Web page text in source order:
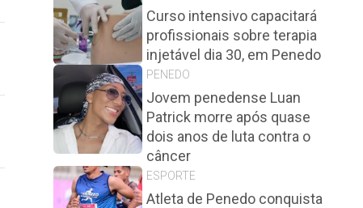
Curso intensivo capacitará
profissionais sobre terapia
injetável dia 30, em Penedo
PENEDO
Jovem penedense Luan
Patrick morre após quase
dois anos de luta contra o
câncer
ESPORTE
Atleta de Penedo conquista